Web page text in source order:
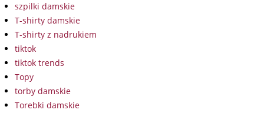
szpilki damskie
T-shirty damskie
T-shirty z nadrukiem
tiktok
tiktok trends
Topy
torby damskie
Torebki damskie